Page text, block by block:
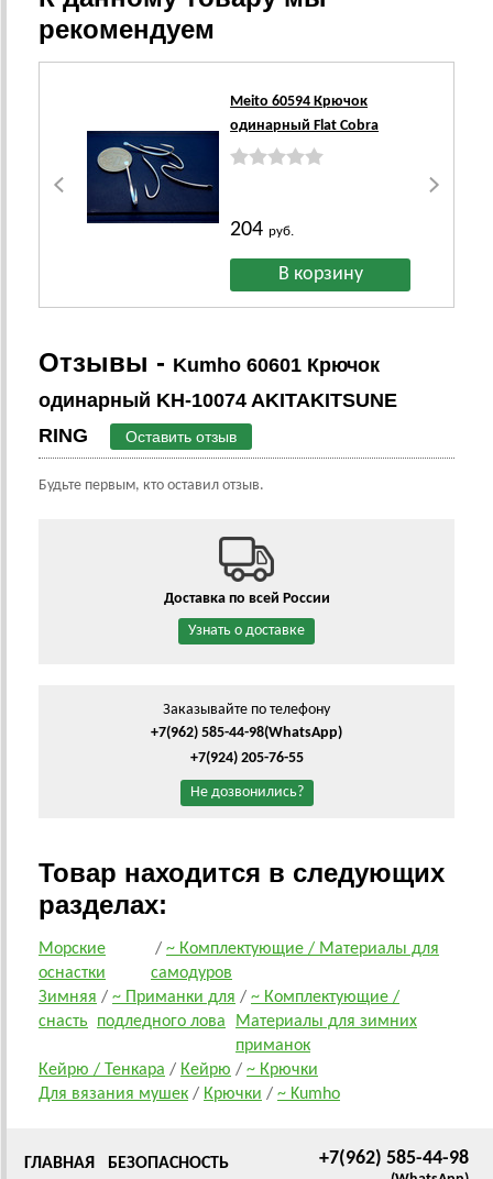
рекомендуем
Meito 60594 Крючок
одинарный Flat Cobra
204руб.
Отзывы - Kumho 60601 Крючок
одинарный KH-10074 AKITAKITSUNE
RING
Оставить отзыв
Будьте первым, кто оставил отзыв.
Доставка по всей России
Узнать о доставке
Заказывайте по телефону
+7(962) 585-44-98(WhatsApp)
+7(924) 205-76-55
Не дозвонились?
Товар находится в следующих
разделах:
Морские
оснастки
/ ~ Комплектующие / Материалы для
самодуров
Зимняя
снасть
/ ~ Приманки для
подледного лова
/ ~ Комплектующие /
Материалы для зимних
приманок
Кейрю / Тенкара / Кейрю / ~ Крючки
Для вязания мушек / Крючки / ~ Kumho
+7(962) 585-44-98
ГЛАВНАЯ БЕЗОПАСНОСТЬ